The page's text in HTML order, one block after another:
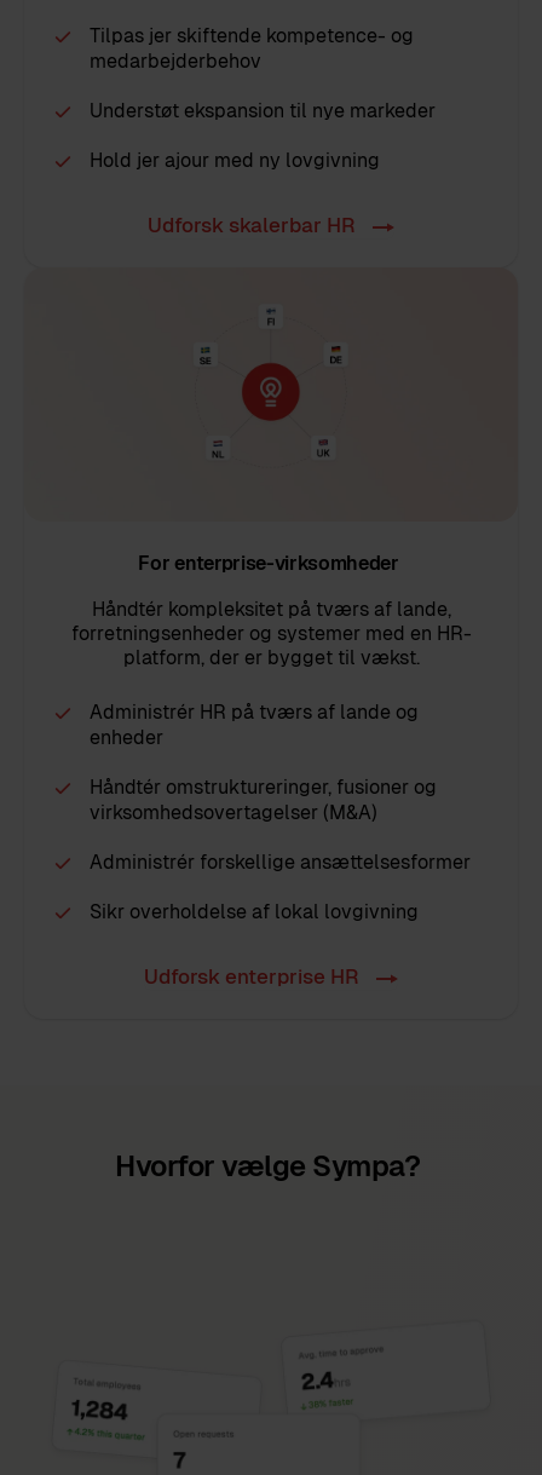
Tilpas jer skiftende kompetence- og
medarbejderbehov
Understøt ekspansion til nye markeder
Hold jer ajour med ny lovgivning
Udforsk skalerbar HR
For enterprise-virksomheder
Håndtér kompleksitet på tværs af lande,
forretningsenheder og systemer med en HR-
platform, der er bygget til vækst.
Administrér HR på tværs af lande og
enheder
Håndtér omstruktureringer, fusioner og
virksomhedsovertagelser (M&A)
Administrér forskellige ansættelsesformer
Sikr overholdelse af lokal lovgivning
Udforsk enterprise HR
Hvorfor vælge Sympa?